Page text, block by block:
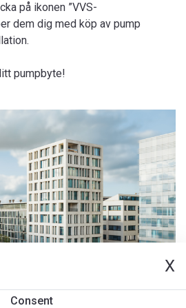
X
Consent
på ikonen ”VVS-
dem dig med köp av pump
pumpbyte!